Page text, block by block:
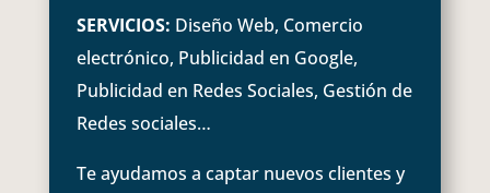
SERVICIOS: Diseño Web, Comercio
electrónico, Publicidad en Google,
Publicidad en Redes Sociales, Gestión de
Redes sociales…
Te ayudamos a captar nuevos clientes y